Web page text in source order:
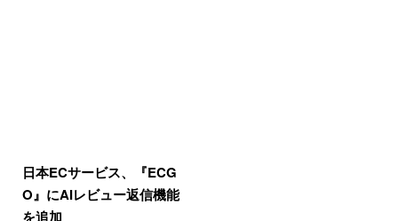
日本ECサービス、『ECG
O』にAIレビュー返信機能
を追加